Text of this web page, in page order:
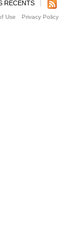
RECENTS
Use Privacy Policy